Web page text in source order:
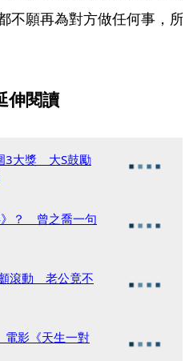
不願再為對方做任何事，所
伸閱讀
3大獎 大S鼓勵
》？ 曾之喬一句
滾動 老公竟不
影《天生一對